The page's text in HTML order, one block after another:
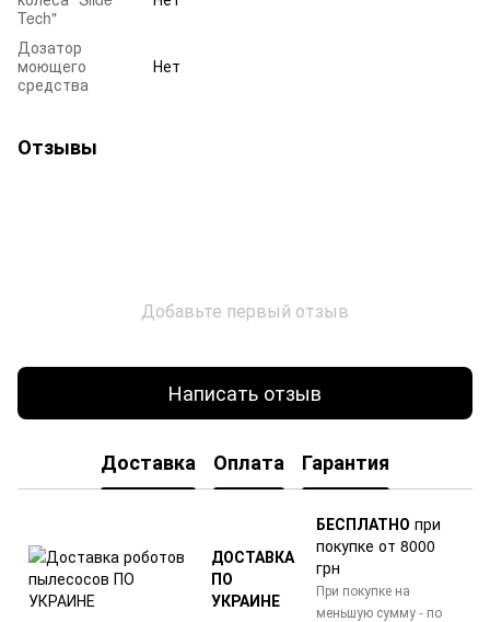
Tech"
Дозатор
моющего
средства
Нет
Отзывы
Добавьте первый отзыв
Написать отзыв
Доставка Оплата Гарантия
ДОСТАВКА
ПО
УКРАИНЕ
БЕСПЛАТНО при
покупке от 8000
грн
При покупке на
меньшую сумму - по